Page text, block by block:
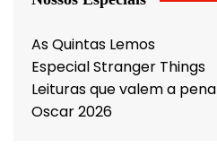
As Quintas Lemos
Especial Stranger Things
Leituras que valem a pena
Oscar 2026